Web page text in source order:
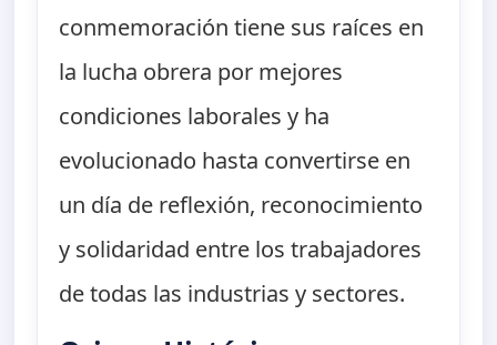
conmemoración tiene sus raíces en
la lucha obrera por mejores
condiciones laborales y ha
evolucionado hasta convertirse en
un día de reflexión, reconocimiento
y solidaridad entre los trabajadores
de todas las industrias y sectores.